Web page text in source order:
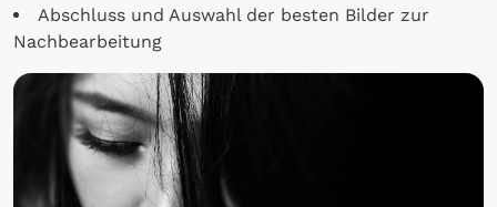
Abschluss und Auswahl der besten Bilder zur
Nachbearbeitung